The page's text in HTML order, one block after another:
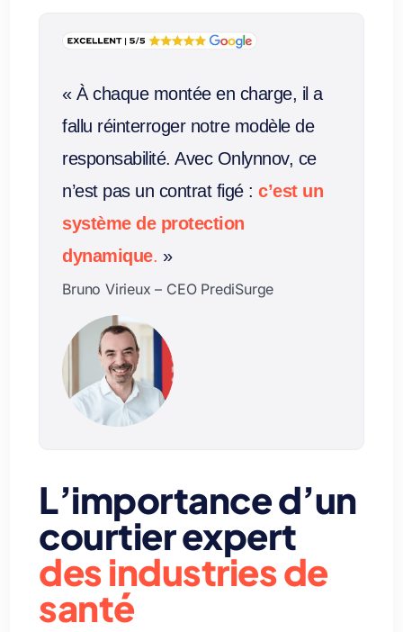
« À chaque montée en charge, il a
fallu réinterroger notre modèle de
responsabilité. Avec Onlynnov, ce
n’est pas un contrat figé :c’est un
système de protection
dynamique. »
Bruno Virieux – CEO PrediSurge
L’importance d’un
courtier expert
des industries de
santé